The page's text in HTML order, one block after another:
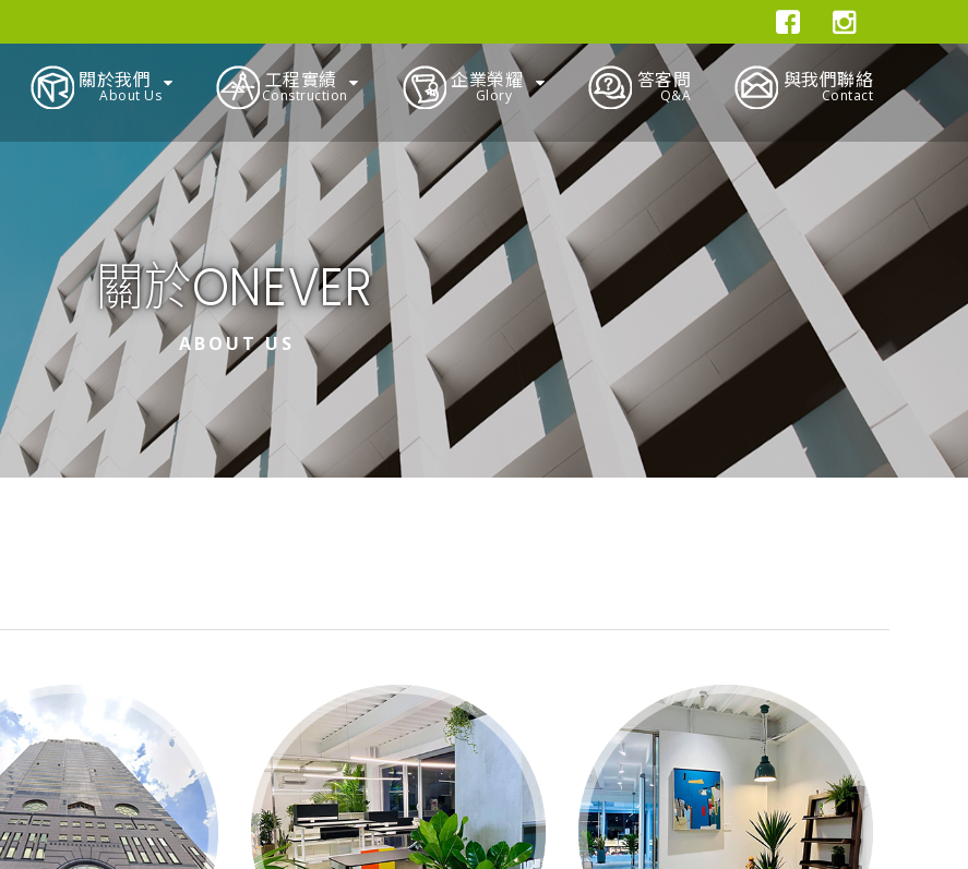
關於我們
About Us
工程實績
Construction
企業榮耀
Glory
答客問
Q&A
與我們聯絡
Contact
關於ONEVER
ABOUT US